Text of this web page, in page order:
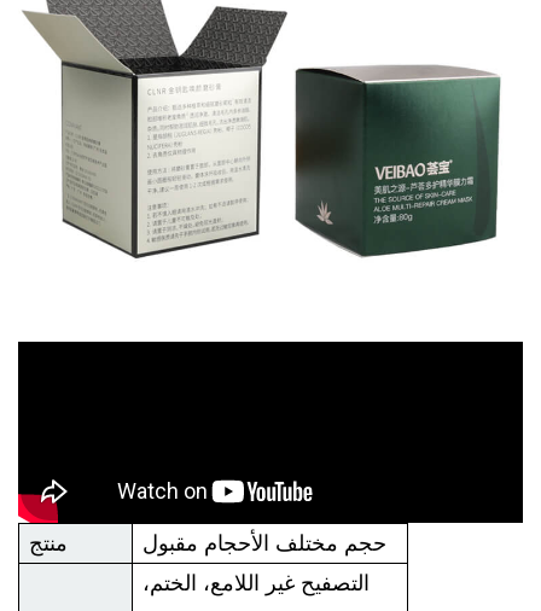
منتج حجم مختلف الأحجام مقبول
التصفيح غير اللامع، الختم،